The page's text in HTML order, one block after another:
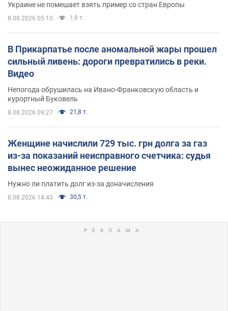
Украине не помешает взять пример со стран Европы
8.08.2026 05:10 1,9 т.
В Прикарпатье после аномальной жары прошел
сильный ливень: дороги превратились в реки.
Видео
Непогода обрушилась на Ивано-Франковскую область и
курортный Буковель
8.08.2026 09:27 21,8 т.
Женщине начислили 729 тыс. грн долга за газ
из-за показаний неисправного счетчика: судья
вынес неожиданное решение
Нужно ли платить долг из-за доначисления
8.08.2026 14:43 30,5 т.